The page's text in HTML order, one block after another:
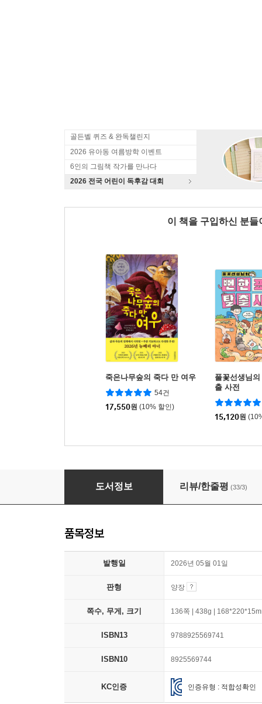
골든벨 퀴즈 & 완독챌린지
2026 유아동 여름방학 이벤트
6인의 그림책 작가를 만나다
2026 전국 어린이 독후감 대회
이 책을 구입하신 분
죽은나무숲의 죽다 만 여우
54건
17,550원 (10% 할인)
풀꽃선생님
출 사전
15,120원
어린이 물리학
도서정보 리뷰/한줄평 (33/3)
품목정보
발행일 2026년 05월 01일
판형 양장
쪽수, 무게, 크기 136쪽 | 438g |
ISBN13 9788925569741
ISBN10 8925569744
KC인증 인증유형 : 적합성확인